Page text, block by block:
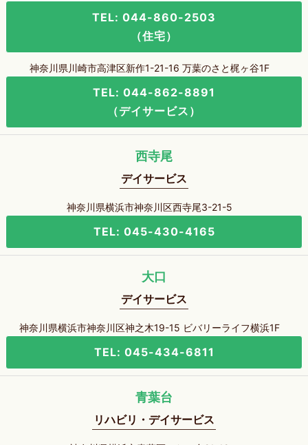
TEL: 044-860-2503
（住宅）
神奈川県川崎市高津区新作1-21-16 万葉のさと梶ヶ谷1F
TEL: 044-862-8891
（デイサービス）
西寺尾
デイサービス
神奈川県横浜市神奈川区西寺尾3-21-5
TEL: 045-430-4165
大口
デイサービス
神奈川県横浜市神奈川区神之木19-15 ビバリーライフ横浜1F
TEL: 045-434-6811
青葉台
リハビリ・デイサービス